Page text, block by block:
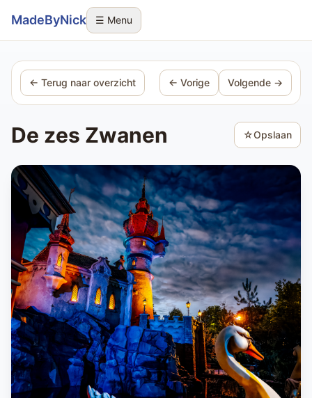
Sla navigatie over
MadeByNick ☰ Menu
← Terug naar overzicht ← Vorige Volgende →
De zes Zwanen ☆Opslaan